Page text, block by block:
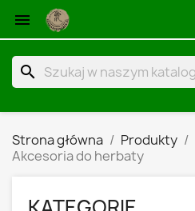

search
Strona główna Produkty
Akcesoria do herbaty